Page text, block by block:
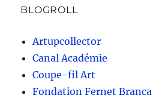
BLOGROLL
Artupcollector
Canal Académie
Coupe-fil Art
Fondation Fernet Branca